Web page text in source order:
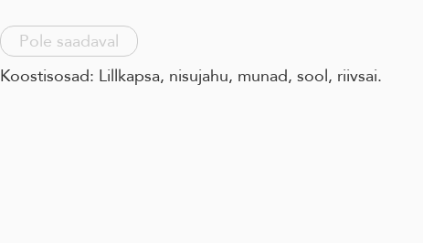
Pole saadaval
Koostisosad: Lillkapsa, nisujahu, munad, sool, riivsai.